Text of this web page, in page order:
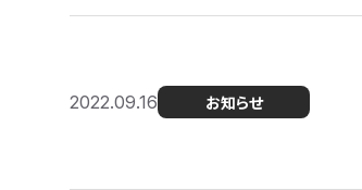
2022.09.16 お知らせ